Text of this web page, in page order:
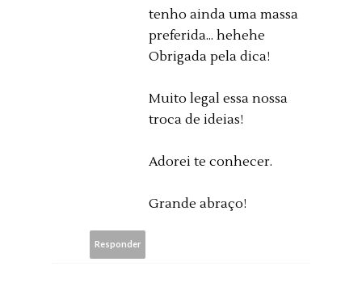
tenho ainda uma massa
preferida... hehehe
Obrigada pela dica!
Muito legal essa nossa
troca de ideias!
Adorei te conhecer.
Grande abraço!
Responder